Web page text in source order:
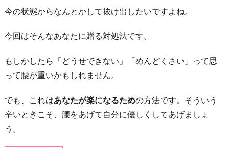
今の状態からなんとかして抜け出したいですよね。
今回はそんなあなたに贈る対処法です。
もしかしたら「どうせできない」「めんどくさい」って思
って腰が重いかもしれません。
でも、これはあなたが楽になるための方法です。そういう
辛いときこそ、腰をあげて自分に優しくしてあげましょ
う。